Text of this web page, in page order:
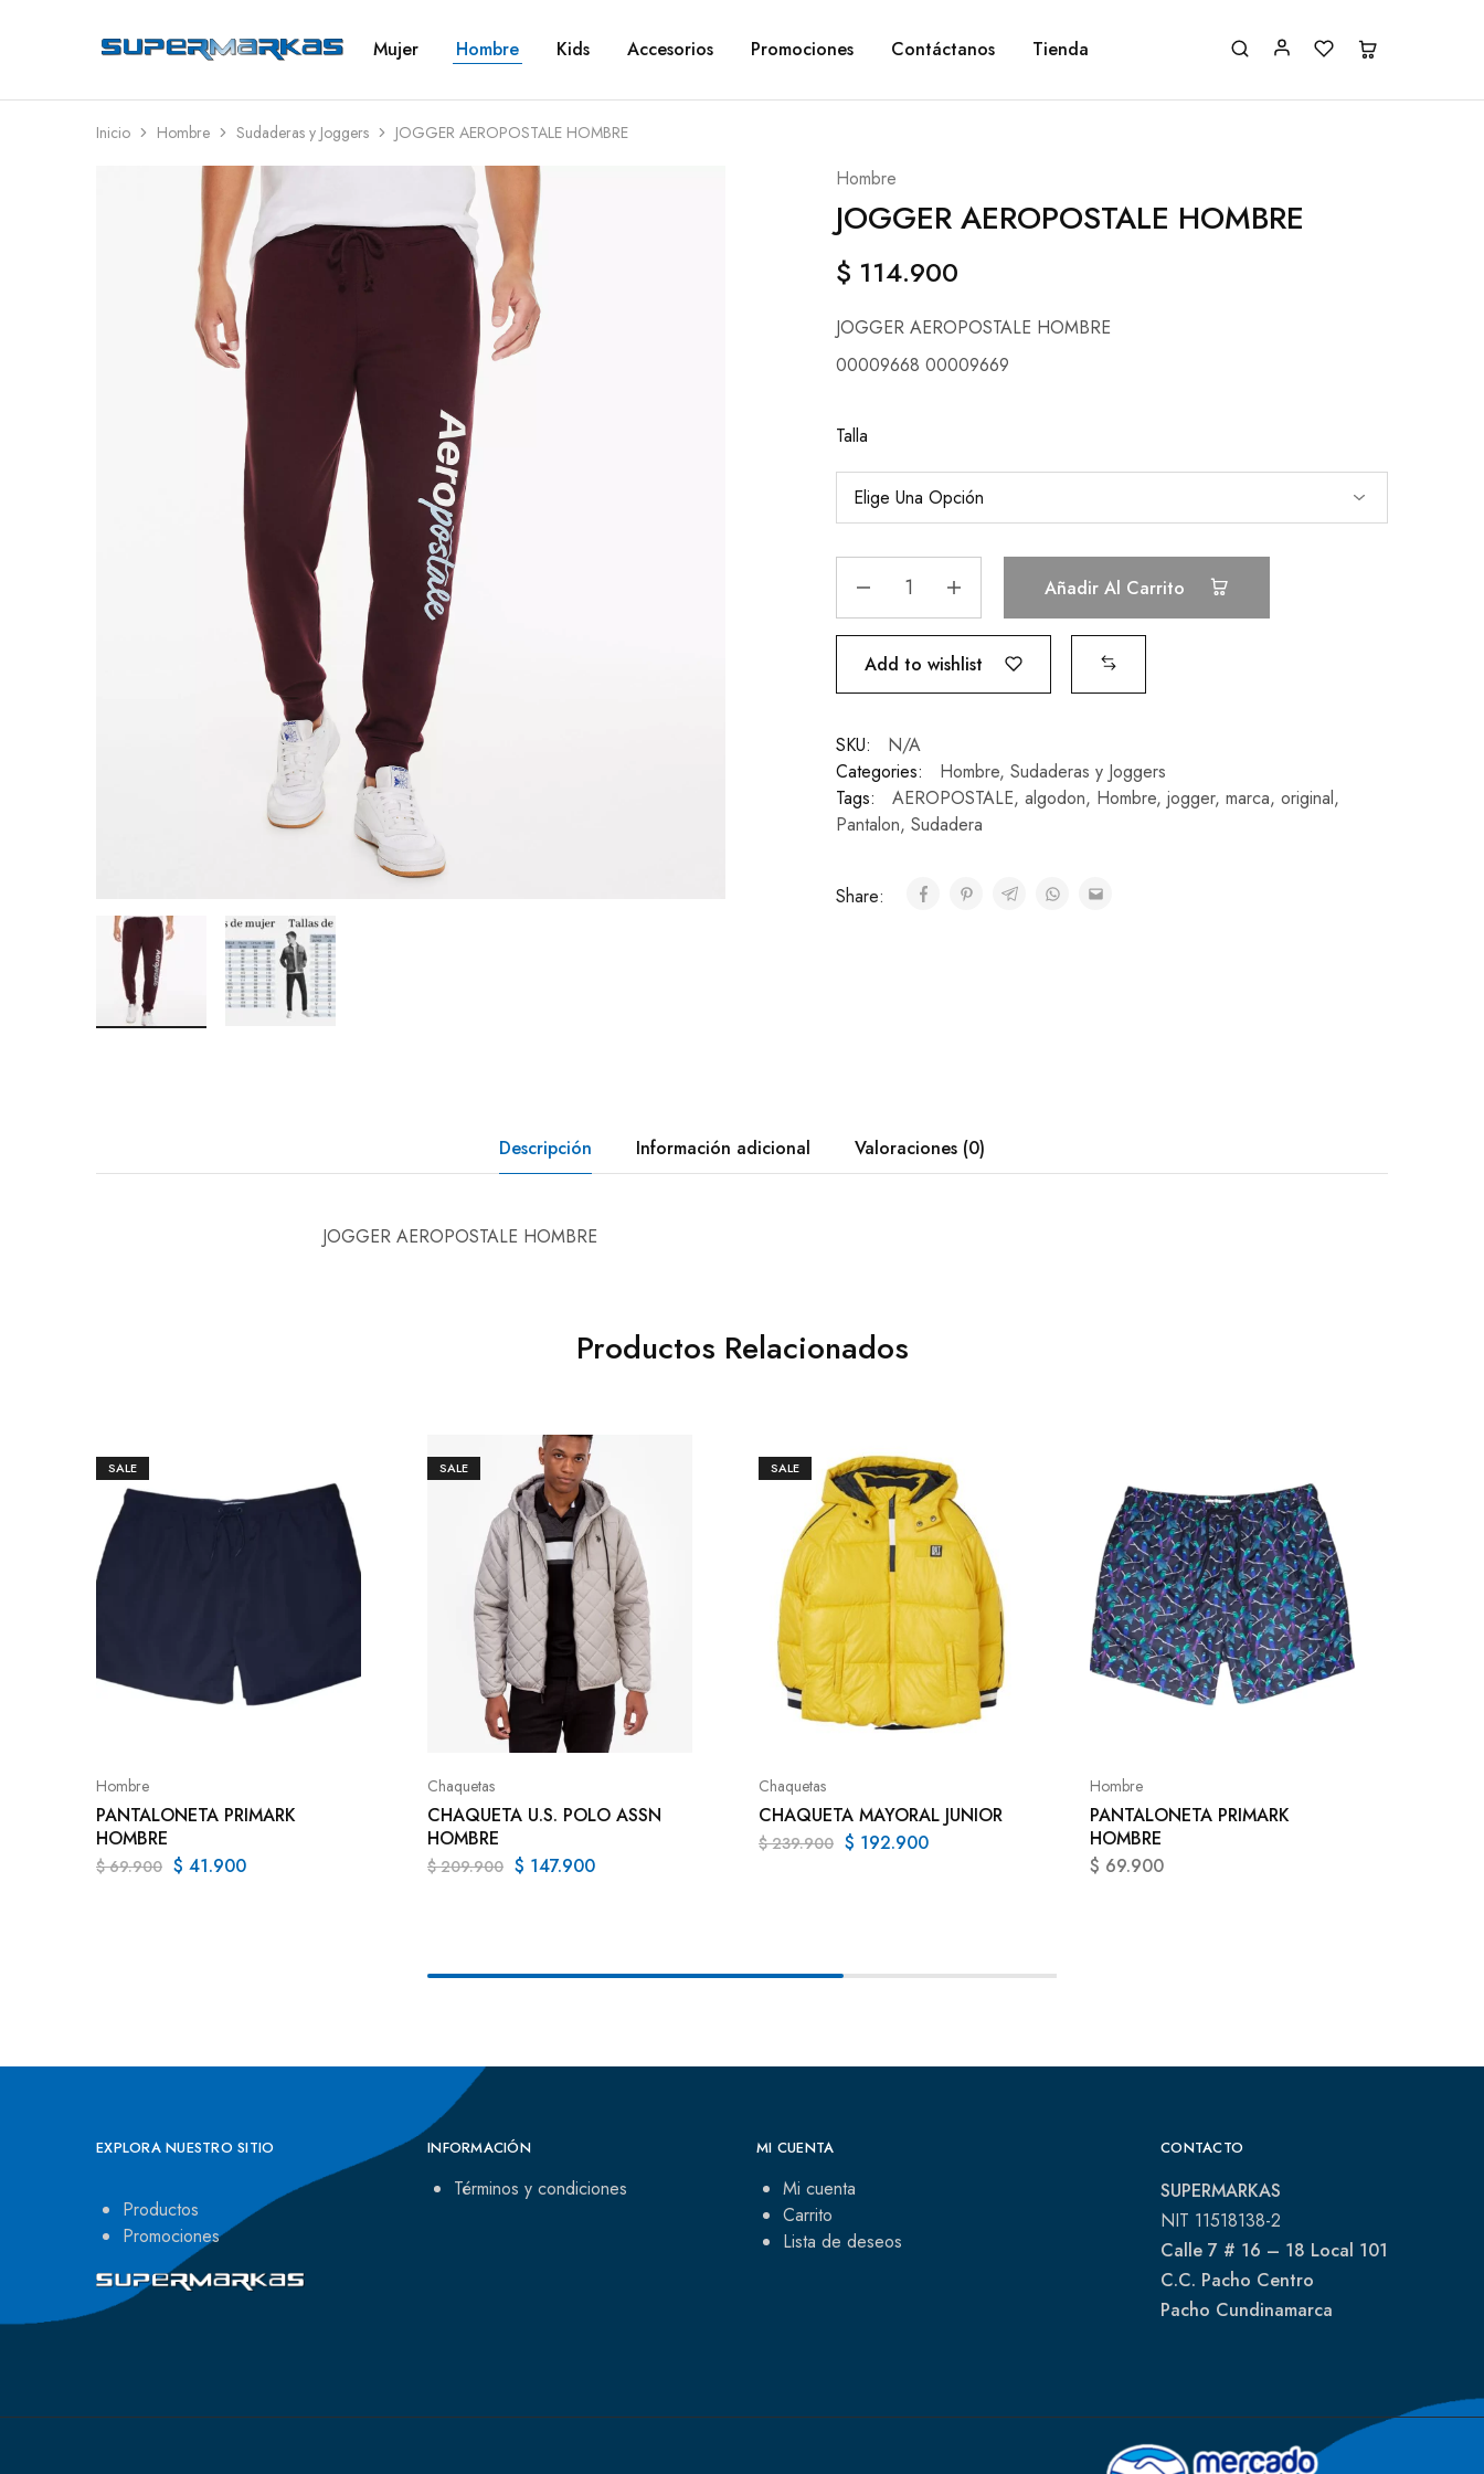
SuperMarkas
Ropa
Envío
gratis*
Mujer Hombre Kids Accesorios Promociones Contáctanos Tienda
Inicio Hombre Sudaderas y Joggers JOGGER AEROPOSTALE HOMBRE
Hombre
JOGGER AEROPOSTALE HOMBRE
$ 114.900
JOGGER AEROPOSTALE HOMBRE
00009668 00009669
Talla
Añadir Al Carrito
Add to wishlist
SKU:
N/A
Categories:
Hombre, Sudaderas y Joggers
Tags:
AEROPOSTALE, algodon, Hombre, jogger, marca, original,
Pantalon, Sudadera
Share:
Descripción Información adicional Valoraciones (0)
JOGGER AEROPOSTALE HOMBRE
Productos Relacionados
SALE
Hombre
PANTALONETA PRIMARK
HOMBRE
$69.900 $ 41.900
SALE
Chaquetas
CHAQUETA U.S. POLO ASSN
HOMBRE
$209.900 $ 147.900
SALE
Chaquetas
CHAQUETA MAYORAL JUNIOR
$239.900 $ 192.900
Hombre
PANTALONETA PRIMARK
HOMBRE
$ 69.900
EXPLORA NUESTRO SITIO
Productos
Promociones
INFORMACIÓN
Términos y condiciones
MI CUENTA
Mi cuenta
Carrito
Lista de deseos
CONTACTO
SUPERMARKAS
NIT 11518138-2
Calle 7 # 16 – 18 Local 101
C.C. Pacho Centro
Pacho Cundinamarca